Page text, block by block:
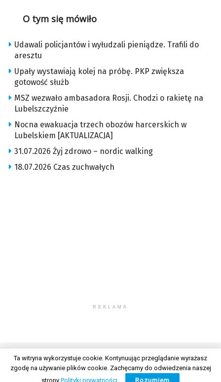
O tym się mówiło
Udawali policjantów i wyłudzali pieniądze. Trafili do
aresztu
Upały wystawiają kolej na próbę. PKP zwiększa
gotowość służb
MSZ wezwało ambasadora Rosji. Chodzi o rakietę na
Lubelszczyźnie
Nocna ewakuacja trzech obozów harcerskich w
Lubelskiem [AKTUALIZACJA]
31.07.2026 Żyj zdrowo – nordic walking
18.07.2026 Czas zuchwałych
REKLAMA
© 2026 Wszelkie prawa zastrzeżone. Radio Lublin S.A. w likwidacji
Ta witryna wykorzystuje cookie. Kontynuując przeglądanie wyrażasz
zgodę na używanie plików cookie. Zachęcamy do odwiedzenia naszej
strony Polityki prywatności Rozumiem